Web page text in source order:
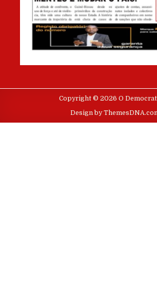
Copyright © 2026 O
Design by